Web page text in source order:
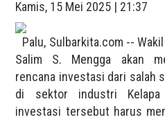
Kamis, 15 Mei 2025 | 21:37
Palu, Sulbarkita.com --
Salim S. Mengga akan
rencana investasi dari salah
di sektor industri Kelapa
investasi tersebut harus